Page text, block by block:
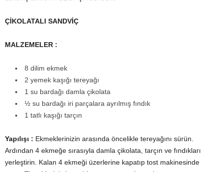
ÇİKOLATALI SANDVİÇ
MALZEMELER :
8 dilim ekmek
2 yemek kaşığı tereyağı
1 su bardağı damla çikolata
½ su bardağı iri parçalara ayrılmış fındık
1 tatlı kaşığı tarçın
Yapılışı : Ekmeklerinizin arasında öncelikle tereyağını sürün.
Ardından 4 ekmeğe sırasıyla damla çikolata, tarçın ve fındıkları
yerleştirin. Kalan 4 ekmeği üzerlerine kapatıp tost makinesinde